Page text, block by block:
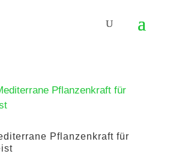
Pflanzenkraft für